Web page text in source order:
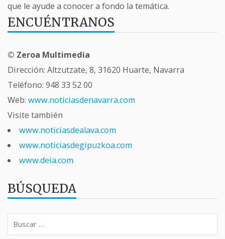
que le ayude a conocer a fondo la temática.
ENCUÉNTRANOS
© Zeroa Multimedia
Dirección: Altzutzate, 8, 31620 Huarte, Navarra
Teléfono: 948 33 52 00
Web: www.noticiasdenavarra.com
Visite también
www.noticiasdealava.com
www.noticiasdegipuzkoa.com
www.deia.com
BÚSQUEDA
Buscar: